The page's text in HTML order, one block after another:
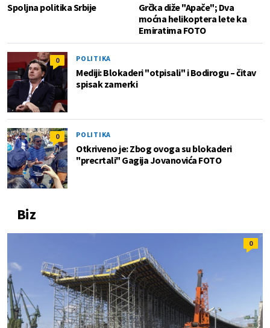
Spoljna politika Srbije
Grčka diže "Apače"; Dva
moćna helikoptera lete ka
Emiratima FOTO
0 POLITIKA
Mediji: Blokaderi "otpisali" i Bodirogu – čitav
spisak zamerki
0 POLITIKA
Otkriveno je: Zbog ovoga su blokaderi
"precrtali" Gagija Jovanovića FOTO
Biz
0